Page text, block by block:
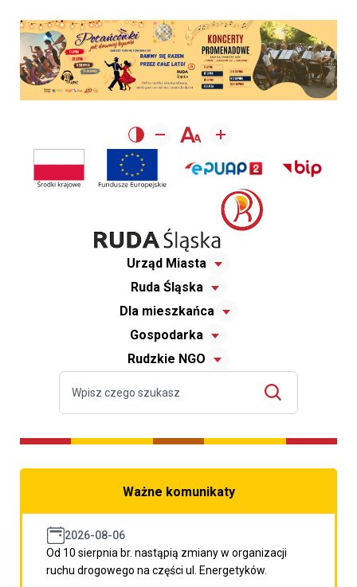
Urząd Miasta
Ruda Śląska
Dla mieszkańca
Gospodarka
Rudzkie NGO
Ważne komunikaty
2026-08-06
Od 10 sierpnia br. nastąpią zmiany w organizacji
ruchu drogowego na części ul. Energetyków.